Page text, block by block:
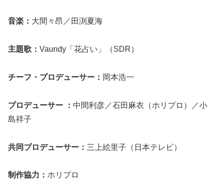
音楽： 大間々昂／田渕夏海
主題歌： Vaundy「花占い」（SDR）
チーフ・プロデューサー： 岡本浩一
プロデューサー ： 中間利彦／石田麻衣（ホリプロ）／小
島祥子
共同プロデューサー： 三上絵里子（日本テレビ）
制作協力： ホリプロ